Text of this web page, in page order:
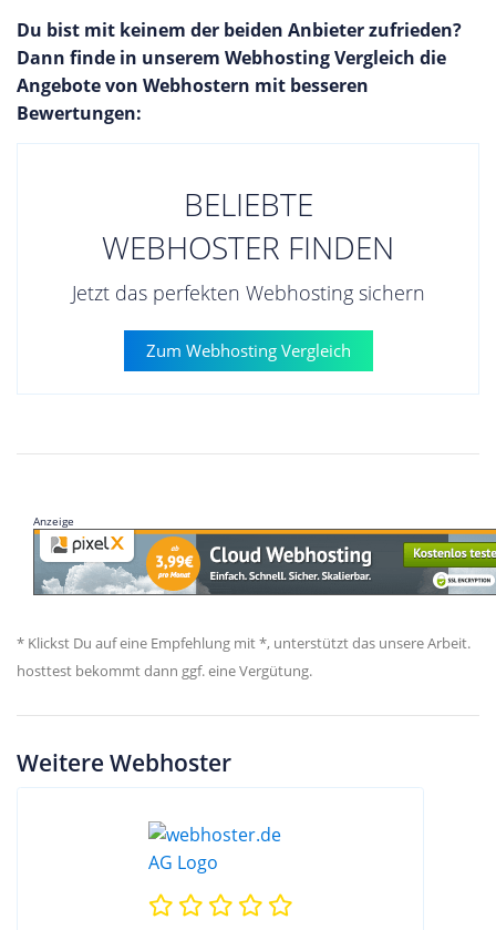
Du bist mit keinem der beiden Anbieter zufrieden?
Dann finde in unserem Webhosting Vergleich die
Angebote von Webhostern mit besseren
Bewertungen:
BELIEBTE
WEBHOSTER FINDEN
Jetzt das perfekten Webhosting sichern
Zum Webhosting Vergleich
Anzeige
* Klickst Du auf eine Empfehlung mit *, unterstützt das unsere Arbeit.
hosttest bekommt dann ggf. eine Vergütung.
Weitere Webhoster